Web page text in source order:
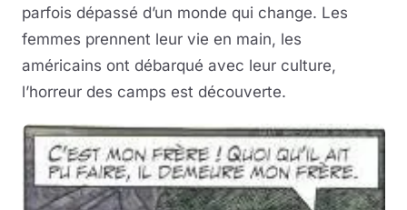
parfois dépassé d’un monde qui change. Les
femmes prennent leur vie en main, les
américains ont débarqué avec leur culture,
l’horreur des camps est découverte.